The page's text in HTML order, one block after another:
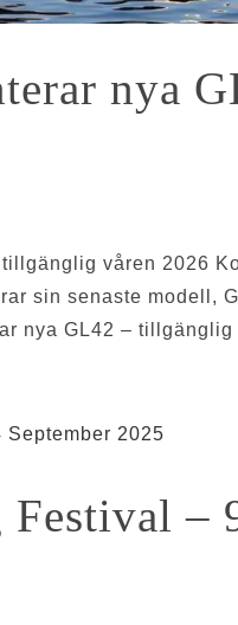
nya
våren 2026
sin senaste modell,
nya GL42 –
Festival –